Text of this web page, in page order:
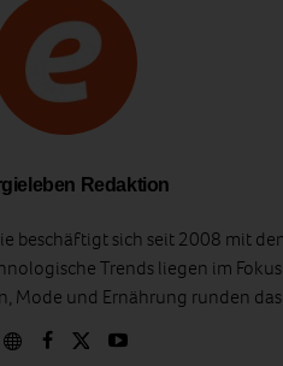
Redaktion
beschäftigt sich seit 2008 mit
Trends liegen im
Mode und Ernährung runden